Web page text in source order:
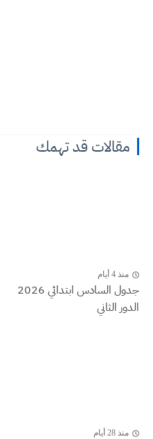
مقالات قد تهمك
منذ 4 أيام
جدول السادس ابتدائي 2026
الدور الثاني
منذ 28 أيام